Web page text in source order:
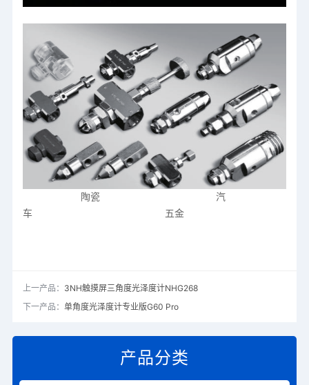
产品分类
陶瓷 汽
车 五金
上一产品： 3NH触摸屏三角度光泽度计NHG268
下一产品： 单角度光泽度计专业版G60 Pro